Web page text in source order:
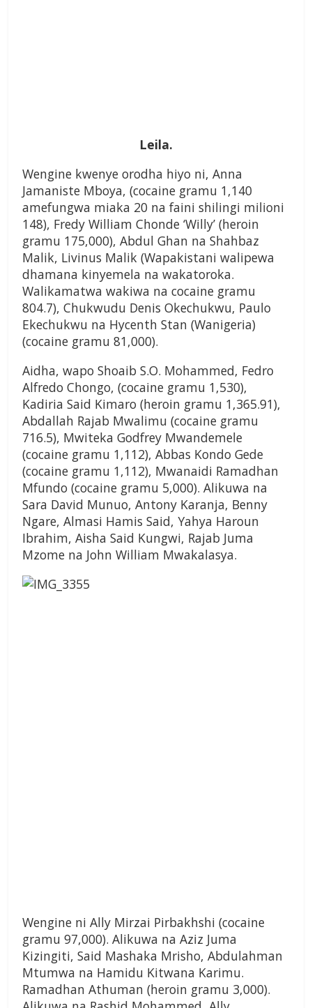
Leila.
Wengine kwenye orodha hiyo ni, Anna
Jamaniste Mboya, (cocaine gramu 1,140
amefungwa miaka 20 na faini shilingi milioni
148), Fredy William Chonde ‘Willy’ (heroin
gramu 175,000), Abdul Ghan na Shahbaz
Malik, Livinus Malik (Wapakistani walipewa
dhamana kinyemela na wakatoroka.
Walikamatwa wakiwa na cocaine gramu
804.7), Chukwudu Denis Okechukwu, Paulo
Ekechukwu na Hycenth Stan (Wanigeria)
(cocaine gramu 81,000).
Aidha, wapo Shoaib S.O. Mohammed, Fedro
Alfredo Chongo, (cocaine gramu 1,530),
Kadiria Said Kimaro (heroin gramu 1,365.91),
Abdallah Rajab Mwalimu (cocaine gramu
716.5), Mwiteka Godfrey Mwandemele
(cocaine gramu 1,112), Abbas Kondo Gede
(cocaine gramu 1,112), Mwanaidi Ramadhan
Mfundo (cocaine gramu 5,000). Alikuwa na
Sara David Munuo, Antony Karanja, Benny
Ngare, Almasi Hamis Said, Yahya Haroun
Ibrahim, Aisha Said Kungwi, Rajab Juma
Mzome na John William Mwakalasya.
Wengine ni Ally Mirzai Pirbakhshi (cocaine
gramu 97,000). Alikuwa na Aziz Juma
Kizingiti, Said Mashaka Mrisho, Abdulahman
Mtumwa na Hamidu Kitwana Karimu.
Ramadhan Athuman (heroin gramu 3,000).